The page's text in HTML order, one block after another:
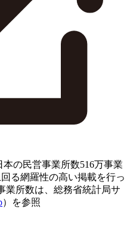
の民営事業所数516万事業
る網羅性の高い掲載を行っ
業所数は、総務省統計局サ
）を参照